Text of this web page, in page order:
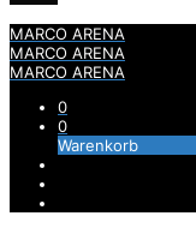
MARCO ARENA
MARCO ARENA
MARCO ARENA
0
0
Warenkorb